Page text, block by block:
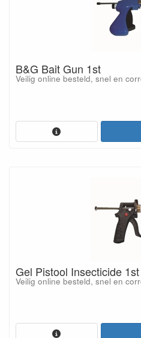
B&G Bait Gun 1st
Veilig online besteld, snel en
Gel Pistool Insecticide 1st
Veilig online besteld, snel en